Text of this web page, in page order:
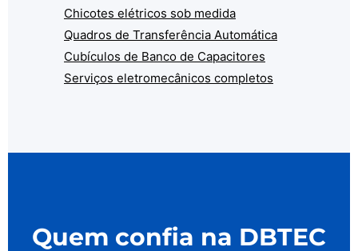
Chicotes elétricos sob medida
Quadros de Transferência Automática
Cubículos de Banco de Capacitores
Serviços eletromecânicos completos
Quem confia na DBTEC